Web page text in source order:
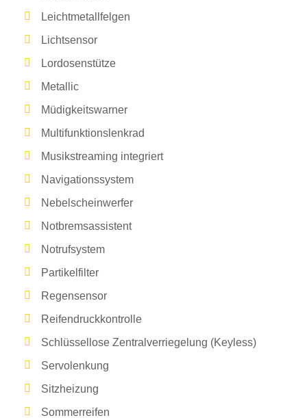
Leichtmetallfelgen
Lichtsensor
Lordosenstütze
Metallic
Müdigkeitswarner
Multifunktionslenkrad
Musikstreaming integriert
Navigationssystem
Nebelscheinwerfer
Notbremsassistent
Notrufsystem
Partikelfilter
Regensensor
Reifendruckkontrolle
Schlüssellose Zentralverriegelung (Keyless)
Servolenkung
Sitzheizung
Sommerreifen